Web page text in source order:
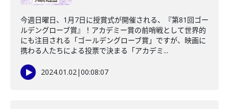
今週日曜日、1月7日に授賞式が開催される、『第81回ゴー
ルデングローブ賞』！アカデミー賞の前哨戦として世界的
にも注目される「ゴールデングローブ賞」ですが、映画に
携わる人たちによる投票で決まる「アカデミ...
2024.01.02|00:08:07